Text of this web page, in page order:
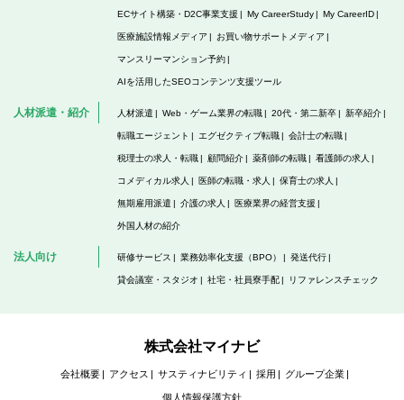
ECサイト構築・D2C事業支援 My CareerStudy My CareerID
医療施設情報メディア お買い物サポートメディア
マンスリーマンション予約
AIを活用したSEOコンテンツ支援ツール
人材派遣・紹介 人材派遣 Web・ゲーム業界の転職 20代・第二新卒 新卒紹介
転職エージェント エグゼクティブ転職 会計士の転職
税理士の求人・転職 顧問紹介 薬剤師の転職 看護師の求人
コメディカル求人 医師の転職・求人 保育士の求人
無期雇用派遣 介護の求人 医療業界の経営支援
外国人材の紹介
法人向け 研修サービス 業務効率化支援（BPO） 発送代行
貸会議室・スタジオ 社宅・社員寮手配 リファレンスチェック
株式会社マイナビ
会社概要 アクセス サスティナビリティ 採用 グループ企業
個人情報保護方針